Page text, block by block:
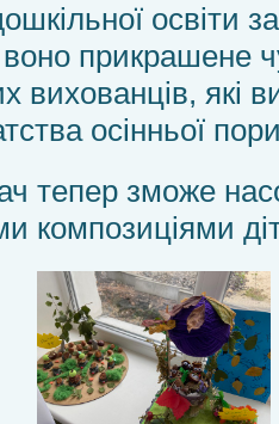
освіти
прикрашене
вихованців, які
осінньої
тепер зможе
композиціями